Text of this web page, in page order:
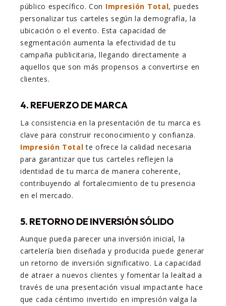
público específico. Con Impresión Total, puedes
personalizar tus carteles según la demografía, la
ubicación o el evento. Esta capacidad de
segmentación aumenta la efectividad de tu
campaña publicitaria, llegando directamente a
aquellos que son más propensos a convertirse en
clientes.
4. REFUERZO DE MARCA
La consistencia en la presentación de tu marca es
clave para construir reconocimiento y confianza.
Impresión Total te ofrece la calidad necesaria
para garantizar que tus carteles reflejen la
identidad de tu marca de manera coherente,
contribuyendo al fortalecimiento de tu presencia
en el mercado.
5. RETORNO DE INVERSIÓN SÓLIDO
Aunque pueda parecer una inversión inicial, la
cartelería bien diseñada y producida puede generar
un retorno de inversión significativo. La capacidad
de atraer a nuevos clientes y fomentar la lealtad a
través de una presentación visual impactante hace
que cada céntimo invertido en impresión valga la